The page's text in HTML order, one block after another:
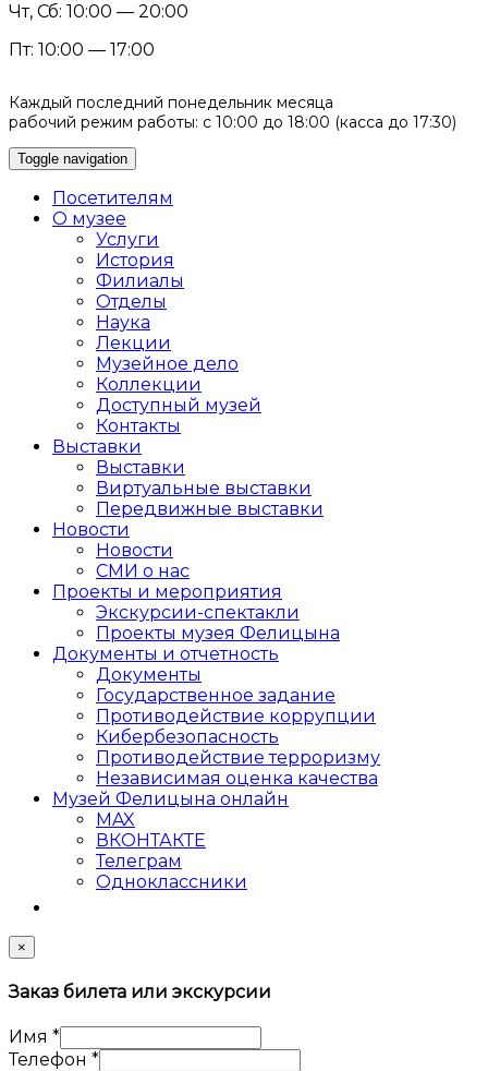
Чт, Сб: 10:00 — 20:00
Пт: 10:00 — 17:00
Каждый последний понедельник месяца
рабочий режим работы: с 10:00 до 18:00 (касса до 17:30)
Toggle navigation
Посетителям
О музее
Услуги
История
Филиалы
Отделы
Наука
Лекции
Музейное дело
Коллекции
Доступный музей
Контакты
Выставки
Выставки
Виртуальные выставки
Передвижные выставки
Новости
Новости
СМИ о нас
Проекты и мероприятия
Экскурсии-спектакли
Проекты музея Фелицына
Документы и отчетность
Документы
Государственное задание
Противодействие коррупции
Кибер­безопасность
Противодействие терроризму
Независимая оценка качества
Музей Фелицына онлайн
MAX
ВКОНТАКТЕ
Телеграм
Одноклассники
×
Заказ билета или экскурсии
Имя *
Телефон *